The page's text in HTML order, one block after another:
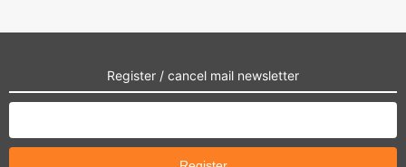
Register / cancel mail newsletter